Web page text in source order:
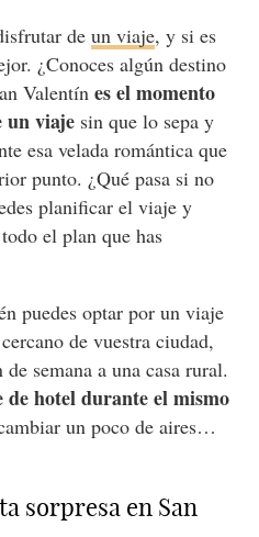
de un viaje, y si es
¿Conoces algún destino
Valentín es el momento
un viajesin que lo sepa y
esa velada romántica que
punto. ¿Qué pasa si no
planificar el viaje y
el plan que has
puedes optar por un viaje
de vuestra ciudad,
semana a una casa rural.
de hotel durante el mismo
un poco de aires…
sorpresa en San